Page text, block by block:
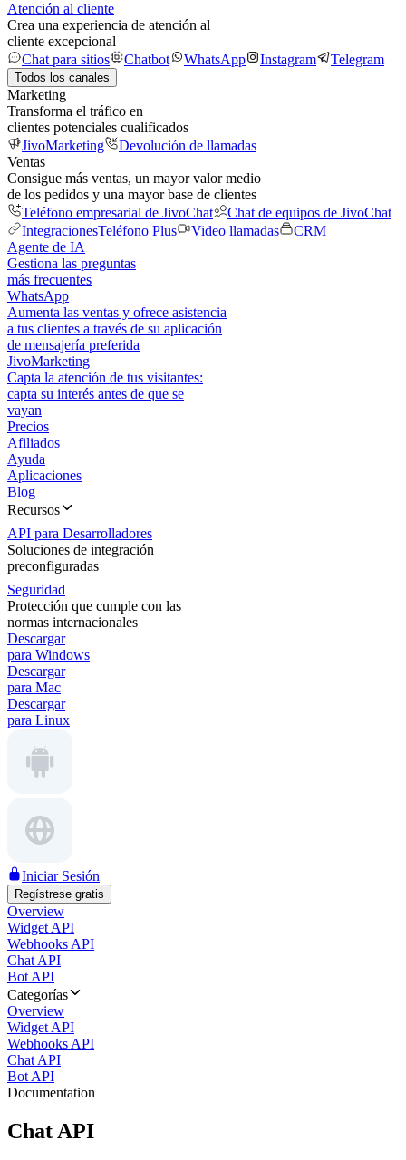
Atención al cliente
Crea una experiencia de atención al
cliente excepcional
Chat para sitios
Chatbot WhatsApp Instagram Telegram
Todos los canales
Marketing
Transforma el tráfico en
clientes potenciales cualificados
JivoMarketing
Devolución de llamadas
Ventas
Consigue más ventas, un mayor valor medio
de los pedidos y una mayor base de clientes
Teléfono empresarial de JivoChat
Chat de equipos de JivoChat
IntegracionesTeléfono Plus Video llamadas
CRM
Agente de IA
Gestiona las preguntas
más frecuentes
WhatsApp
Aumenta las ventas y ofrece asistencia
a tus clientes a través de su aplicación
de mensajería preferida
JivoMarketing
Capta la atención de tus visitantes:
capta su interés antes de que se
vayan
Precios
Afiliados
Ayuda
Aplicaciones
Blog
Recursos
API para Desarrolladores
Soluciones de integración
preconfiguradas
Seguridad
Protección que cumple con las
normas internacionales
Descargar
para Windows
Descargar
para Mac
Descargar
para Linux
Iniciar Sesión
Regístrese gratis
Overview
Widget API
Webhooks API
Chat API
Bot API
Categorías
Overview
Widget API
Webhooks API
Chat API
Bot API
Documentation
Chat API